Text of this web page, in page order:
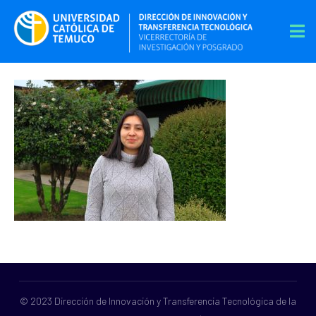
© 2023 Dirección de Innovación y Transferencia Tecnológica de la